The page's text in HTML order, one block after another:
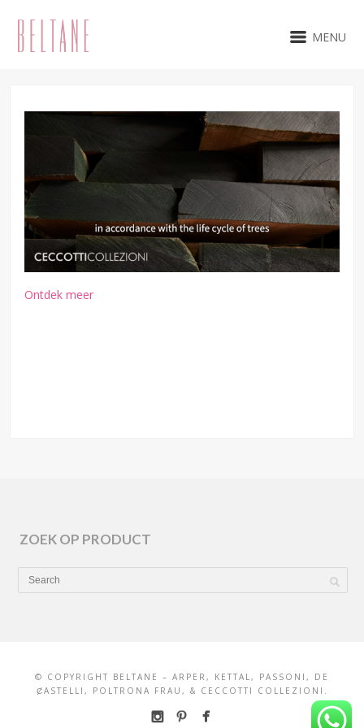
MENU
Ontdek meer
ZOEK OP PRODUCT
© COPYRIGHT BELTANE – ARPER, KETTAL, PASSONI, DE
ȻASTELLI, POLTRONA FRAU, & CECCOTTI COLLEZIONI.